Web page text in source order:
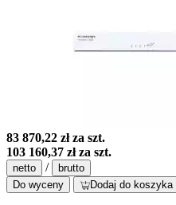
83 870,22 złza szt.
103 160,37 złza szt.
netto /
brutto
Do wyceny
Dodaj do koszyka